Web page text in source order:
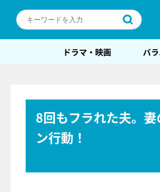
ドラマ・映画 バ
8回もフラれた夫。
ン行動！